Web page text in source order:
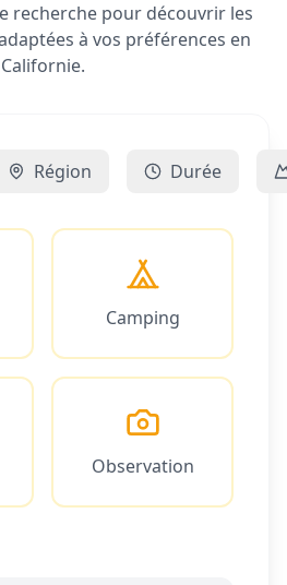
recherche pour découvrir les
à vos préférences en
Californie.
Région Durée
Camping
Observation